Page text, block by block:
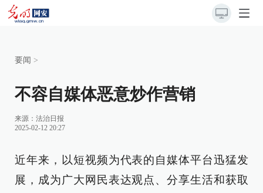
要闻 >
不容自媒体恶意炒作营销
来源： 法治日报
2025-02-12 20:27
近年来，以短视频为代表的自媒体平台迅猛发
展，成为广大网民表达观点、分享生活和获取